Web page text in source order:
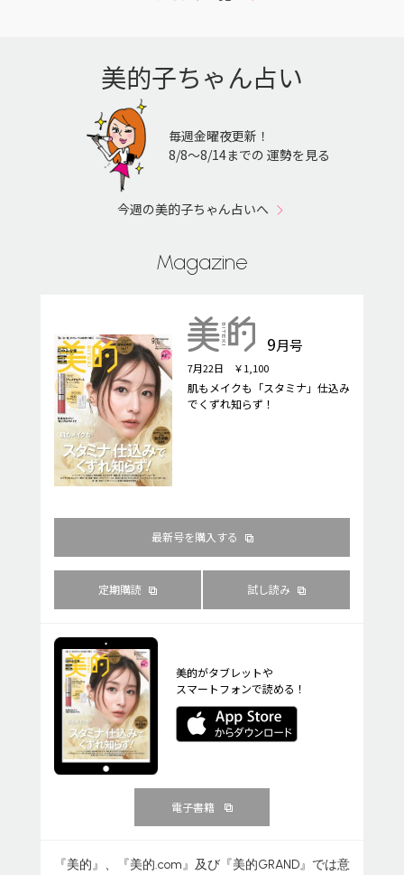
美的子ちゃん占い
毎週金曜夜更新！
8/8〜8/14までの 運勢を見る
今週の美的子ちゃん占いへ
Magazine
9月号
7月22日 ￥1,100
肌もメイクも「スタミナ」仕込み
でくずれ知らず！
最新号を購入する
定期購読 試し読み
美的がタブレットや
スマートフォンで読める！
電子書籍
『美的』、『美的.com』及び『美的GRAND』では意